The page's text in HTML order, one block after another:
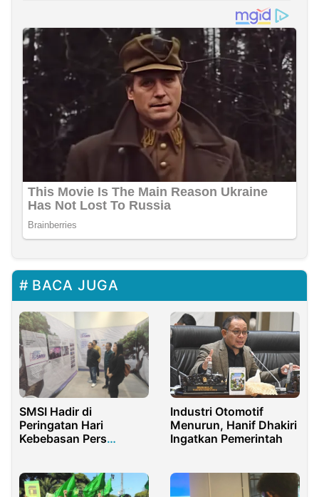
BACA JUGA
SMSI Hadir di
Peringatan Hari
Kebebasan Pers
Industri Otomotif
Menurun, Hanif Dhakiri
Ingatkan Pemerintah